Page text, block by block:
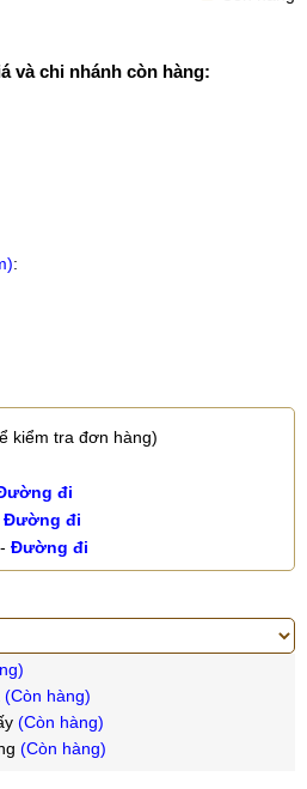
và chi nhánh còn hàng:
kiểm tra đơn hàng)
đi
Đường đi
- Đường đi
(Còn hàng)
(Còn hàng)
(Còn hàng)